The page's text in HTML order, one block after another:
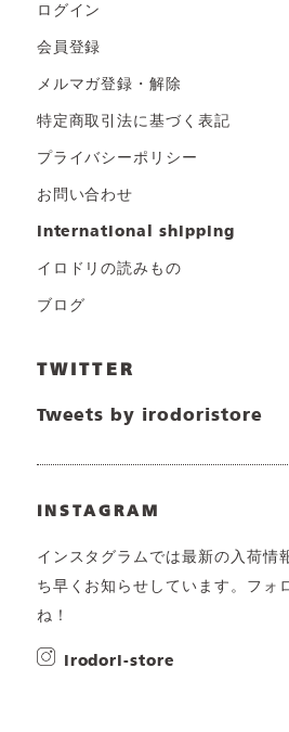
ログイン
会員登録
メルマガ登録・解除
特定商取引法に基づく表記
プライバシーポリシー
お問い合わせ
international shipping
イロドリの読みもの
ブログ
TWITTER
Tweets by irodoristore
INSTAGRAM
インスタグラムでは最新の入荷情
ち早くお知らせしています。フォ
ね！
irodori-store